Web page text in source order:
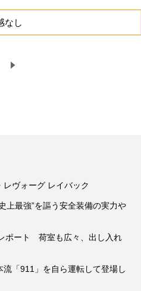
なし
ヴォーグ レイバック
最強”を謳う安全装備の実力や
ポート 荷室も広々、出し入れ
流「911」を自ら運転して登場し